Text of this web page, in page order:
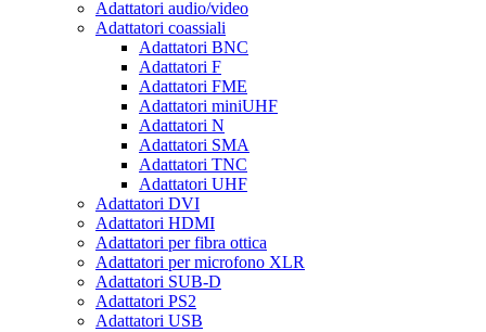
Adattatori audio/video
Adattatori coassiali
Adattatori BNC
Adattatori F
Adattatori FME
Adattatori miniUHF
Adattatori N
Adattatori SMA
Adattatori TNC
Adattatori UHF
Adattatori DVI
Adattatori HDMI
Adattatori per fibra ottica
Adattatori per microfono XLR
Adattatori SUB-D
Adattatori PS2
Adattatori USB